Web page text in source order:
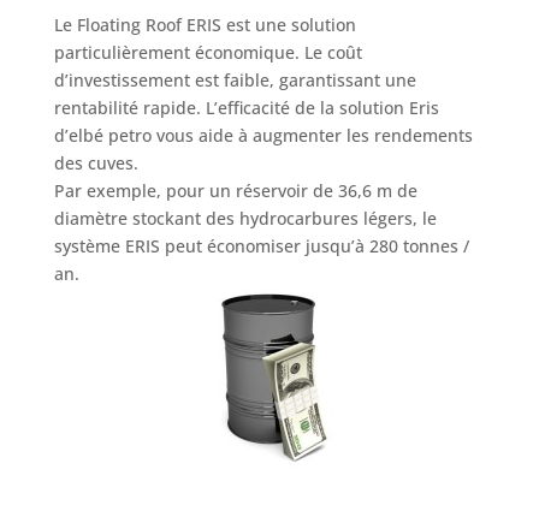
Le Floating RoofERIS est une solution
particulièrement économique. Le coût
d’investissement est faible, garantissant une
rentabilité rapide. L’efficacité de la solution Eris
d’elbé petro vous aide à augmenter les rendements
des cuves.
Par exemple, pour un réservoir de 36,6 m de
diamètre stockant des hydrocarbures légers, le
système ERIS peut économiser jusqu’à 280 tonnes /
an.